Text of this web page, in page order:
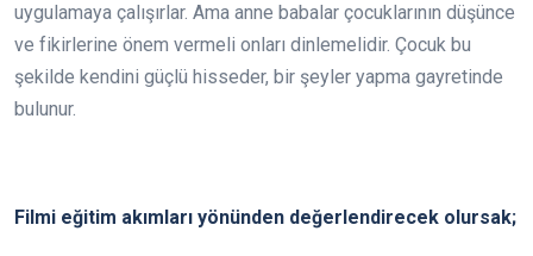
uygulamaya çalışırlar. Ama anne babalar çocuklarının düşünce
ve fikirlerine önem vermeli onları dinlemelidir. Çocuk bu
şekilde kendini güçlü hisseder, bir şeyler yapma gayretinde
bulunur.
Filmi eğitim akımları yönünden değerlendirecek olursak;